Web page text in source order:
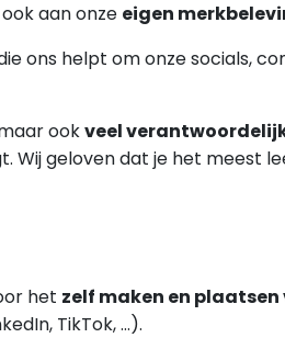
aan onze eigen
ons helpt om onze socials,
ookveel
Wij geloven dat je het meest
het zelf maken en
TikTok, …).